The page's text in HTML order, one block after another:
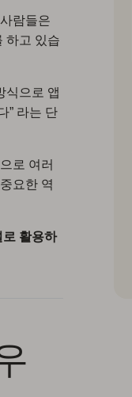
람들은
하고 있습
식으로 앱
” 라는 단
로 여러
요한 역
로 활용하